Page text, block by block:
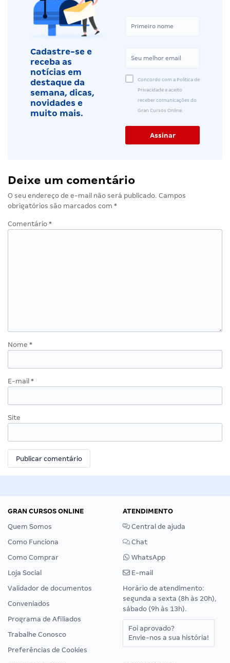
Cadastre-se e
receba as
notícias em
destaque da
semana, dicas,
novidades e
muito mais.
Concordo com a Política de
Privacidade e aceito
receber comunicações do
Gran Cursos Online.
Deixe um comentário
O seu endereço de e-mail não será publicado. Campos
obrigatórios são marcados com *
Comentário *
Nome *
E-mail *
Site
GRAN CURSOS ONLINE
Quem Somos
Como Funciona
Como Comprar
Loja Social
Validador de documentos
Conveniados
Programa de Afiliados
Trabalhe Conosco
Preferências de Cookies
ATENDIMENTO
Central de ajuda
Chat
WhatsApp
E-mail
Horário de atendimento:
segunda a sexta (8h às 20h),
sábado (9h às 13h).
Foi aprovado?
Envie-nos a sua história!